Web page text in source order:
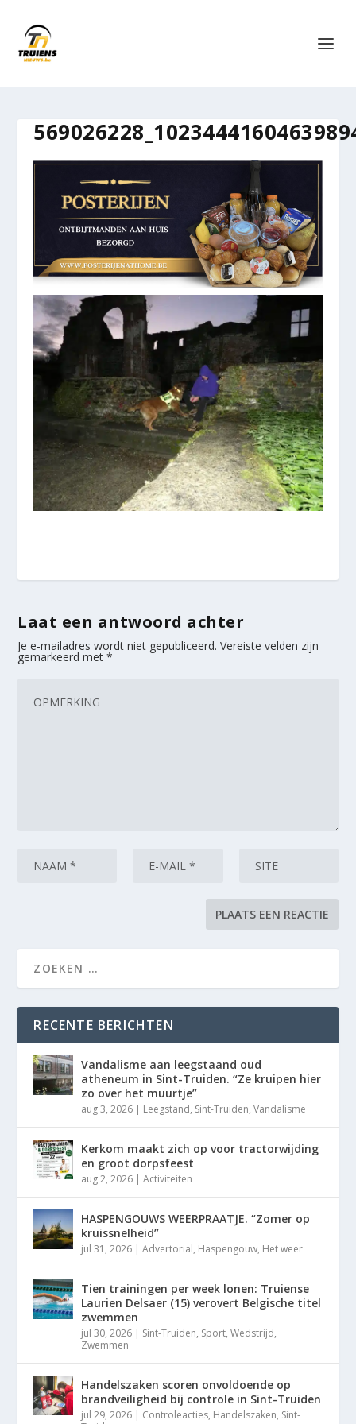
Laat een antwoord achter
Je e-mailadres wordt niet gepubliceerd. Vereiste velden zijn
gemarkeerd met*
RECENTE BERICHTEN
Vandalisme aan leegstaand oud
atheneum in Sint-Truiden. “Ze kruipen hier
zo over het muurtje”
aug 3, 2026 | Leegstand, Sint-Truiden,Vandalisme
Kerkom maakt zich op voor tractorwijding
en groot dorpsfeest
aug 2, 2026 |Activiteiten
HASPENGOUWS WEERPRAATJE. “Zomer op
kruissnelheid”
jul 31, 2026 |Advertorial, Haspengouw, Het weer
Tien trainingen per week lonen: Truiense
Laurien Delsaer (15) verovert Belgische titel
zwemmen
jul 30, 2026 | Sint-Truiden, Sport,Wedstrijd,
Zwemmen
Handelszaken scoren onvoldoende op
brandveiligheid bij controle in Sint-Truiden
jul 29, 2026 | Controleacties, Handelszaken, Sint-